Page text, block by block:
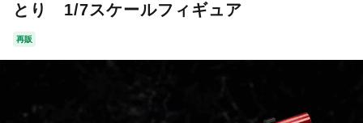
とり 1/7スケールフィギュア
再販